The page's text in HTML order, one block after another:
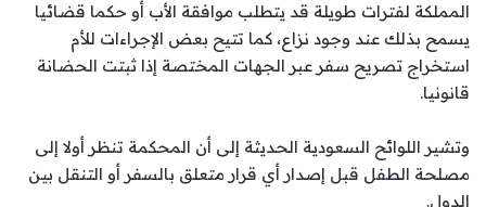
المملكة لفترات طويلة قد يتطلب موافقة الأب أو حكما قضائيا
يسمح بذلك عند وجود نزاع، كما تتيح بعض الإجراءات للأم
استخراج تصريح سفر عبر الجهات المختصة إذا ثبتت الحضانة
قانونيا.
وتشير اللوائح السعودية الحديثة إلى أن المحكمة تنظر أولا إلى
مصلحة الطفل قبل إصدار أي قرار متعلق بالسفر أو التنقل بين
الدول.